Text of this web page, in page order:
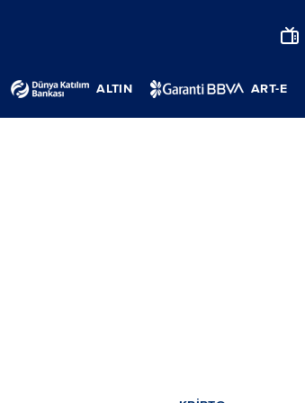
ALTIN ART-E